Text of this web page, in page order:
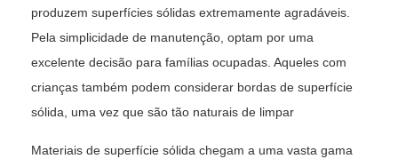
produzem superfícies sólidas extremamente agradáveis.
Pela simplicidade de manutenção, optam por uma
excelente decisão para famílias ocupadas. Aqueles com
crianças também podem considerar bordas de superfície
sólida, uma vez que são tão naturais de limpar
Materiais de superfície sólida chegam a uma vasta gama